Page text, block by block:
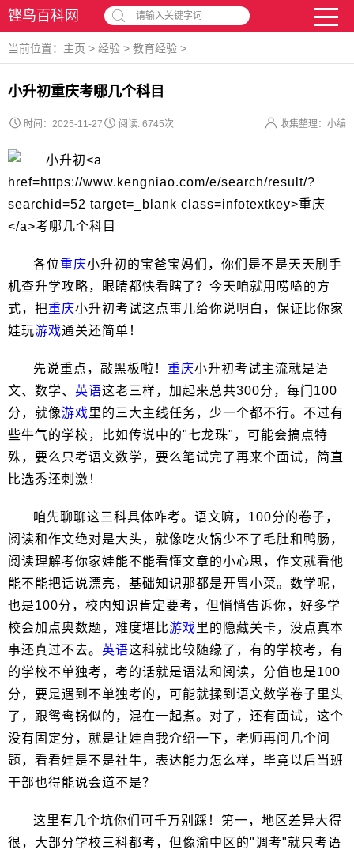
铿鸟百科网 请输入关键字词
当前位置： 主页 > 经验 > 教育经验 >
小升初重庆考哪几个科目
时间：2025-11-27 收集整理：小编
阅读: 6745次
各位重庆小升初的宝爸宝妈们，你们是不是天天刷手
机查升学攻略，眼睛都快看瞎了？今天咱就用唠嗑的方
式，把重庆小升初考试这点事儿给你说明白，保证比你家
娃玩游戏通关还简单！
先说重点，敲黑板啦！ 重庆小升初考试主流就是语
文、数学、 英语这老三样，加起来总共300分，每门100
分，就像游戏里的三大主线任务，少一个都不行。不过有
些牛气的学校，比如传说中的"七龙珠"，可能会搞点特
殊，要么只考语文数学，要么笔试完了再来个面试，简直
比选秀还刺激！
咱先聊聊这三科具体咋考。语文嘛，100分的卷子，
阅读和作文绝对是大头，就像吃火锅少不了毛肚和鸭肠，
阅读理解考你家娃能不能看懂文章的小心思，作文就看他
能不能把话说漂亮，基础知识那都是开胃小菜。数学呢，
也是100分，校内知识肯定要考，但悄悄告诉你，好多学
校会加点奥数题，难度堪比游戏里的隐藏关卡，没点真本
事还真过不去。 英语这科就比较随缘了，有的学校考，有
的学校不单独考，考的话就是语法和阅读，分值也是100
分，要是遇到不单独考的，可能就揉到语文数学卷子里头
了，跟鸳鸯锅似的，混在一起煮。对了，还有面试，这个
没有固定分，就是让娃自我介绍一下，老师再问几个问
题，看看娃是不是社牛，表达能力怎么样，毕竟以后当班
干部也得能说会道不是？
这里有几个坑你们可千万别踩！第一，地区差异大得
很，大部分学校三科都考，但像渝中区的"调考"就只考语